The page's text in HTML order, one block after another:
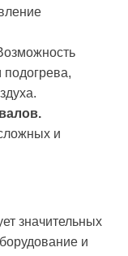
подогрева,
и
значительных
и